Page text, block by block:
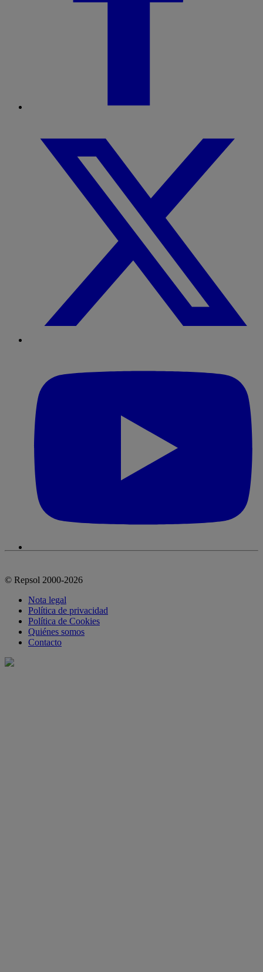
© Repsol 2000-2026
Nota legal
Política de privacidad
Política de Cookies
Quiénes somos
Contacto